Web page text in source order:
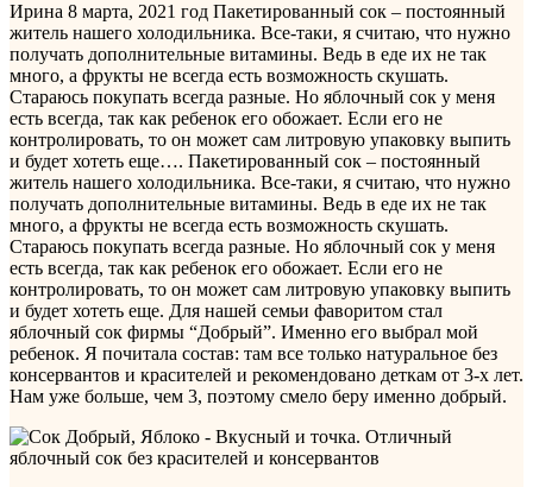
Ирина 8 марта, 2021 год Пакетированный сок – постоянный
житель нашего холодильника. Все-таки, я считаю, что нужно
получать дополнительные витамины. Ведь в еде их не так
много, а фрукты не всегда есть возможность скушать.
Стараюсь покупать всегда разные. Но яблочный сок у меня
есть всегда, так как ребенок его обожает. Если его не
контролировать, то он может сам литровую упаковку выпить
и будет хотеть еще…. Пакетированный сок – постоянный
житель нашего холодильника. Все-таки, я считаю, что нужно
получать дополнительные витамины. Ведь в еде их не так
много, а фрукты не всегда есть возможность скушать.
Стараюсь покупать всегда разные. Но яблочный сок у меня
есть всегда, так как ребенок его обожает. Если его не
контролировать, то он может сам литровую упаковку выпить
и будет хотеть еще. Для нашей семьи фаворитом стал
яблочный сок фирмы “Добрый”. Именно его выбрал мой
ребенок. Я почитала состав: там все только натуральное без
консервантов и красителей и рекомендовано деткам от 3-х лет.
Нам уже больше, чем 3, поэтому смело беру именно добрый.